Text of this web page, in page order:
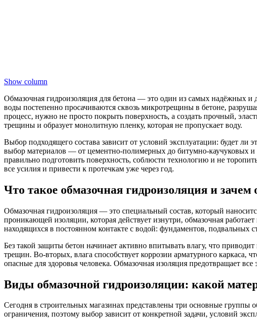
Show column
Обмазочная гидроизоляция для бетона — это один из самых надёжных и
воды постепенно просачиваются сквозь микротрещины в бетоне,
процесс, нужно не просто покрыть поверхность, а создать прочный,
трещины и образует монолитную пленку, которая не пропускает воду.
Выбор подходящего состава зависит от условий эксплуатации: будет
выбор материалов — от цементно-полимерных до битумно-каучуковых
правильно подготовить поверхность, соблюсти технологию и не
все усилия и привести к протечкам уже через год.
Что такое обмазочная гидроизоляция и зачем
Обмазочная гидроизоляция — это специальный состав, который
проникающей изоляции, которая действует изнутри, обмазочная
находящихся в постоянном контакте с водой: фундаментов, подвальных
Без такой защиты бетон начинает активно впитывать влагу, что
трещин. Во-вторых, влага способствует коррозии арматурного каркаса,
опасные для здоровья человека. Обмазочная изоляция предотвращает
Виды обмазочной гидроизоляции: какой
Сегодня в строительных магазинах представлены три основные
ограничения, поэтому выбор зависит от конкретной задачи, условий